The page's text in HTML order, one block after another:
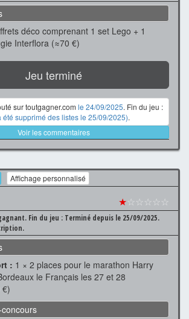
déco comprenant 1 set Lego + 1
Interflora (≈70 €)
Jeu terminé
sur toutgagner.com le 24/09/2025. Fin du jeu :
été supprimé des listes le 25/09/2025).
Voir les commentaires
Affichage personnalisé
★☆☆☆☆☆
Fin du jeu : Terminé depuis le 25/09/2025.
: 1 × 2 places pour le marathon Harry
le Français les 27 et 28